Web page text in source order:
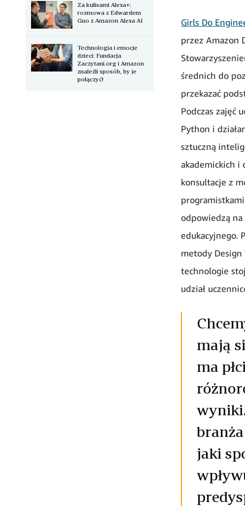
Girls Do
przez Amazon
średnich do
przekazać
Podczas zajęć
Python i
sztuczną
akademickich i
konsultacje z
odpowiedzą
edukacyjnego.
metody
technologie
udział
mają
ma
jaki
Za kulisami Alexa+:
rozmowa z Edwardem
Guo z Amazon Alexa AI
Technologia i emocje
dzieci: Fundacja
Zaczytani.org i Amazon
znaleźli sposób, by je
połączyć!